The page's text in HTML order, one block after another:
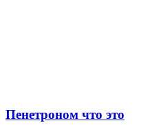
Пенетроном что это